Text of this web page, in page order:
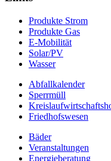
Produkte Strom
Produkte Gas
E-Mobilität
Solar/PV
Wasser
Abfallkalender
Sperrmüll
Friedhofswesen
Bäder
Veranstaltungen
Energieberatung